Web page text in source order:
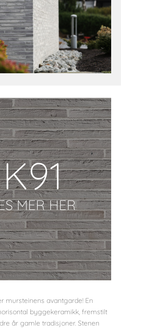
K91
MER HER
mursteinens avantgarde! En
byggekeramikk, fremstilt
år gamle tradisjoner. Stenen